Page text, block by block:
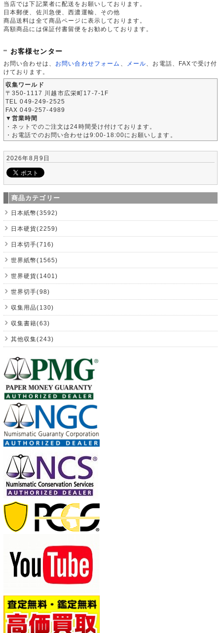
当店では下記業者に配送をお願いしております。
日本郵便、佐川急便、西濃運輸、その他
商品送料は全て商品ページに表示しております。
高額商品には保証付書留便をお勧めしております。
お客様センター
お問い合わせは、 お問い合わせフォーム メール 、お電話、FAXで受け付
けております。
収集ワールド
〒350-1117 川越市広栄町17-7-1F
TEL 049-249-2525
FAX 049-257-4989
▼営業時間
・ネットでのご注文は24時間受け付けております。
・お電話でのお問い合わせは9:00-18:00にお願いします。
2026年8月9日
商品カテゴリー
日本紙幣(3592)
日本硬貨(2259)
日本切手(716)
世界紙幣(1565)
世界硬貨(1401)
世界切手(98)
収集用品(130)
収集書籍(63)
其他収集(243)